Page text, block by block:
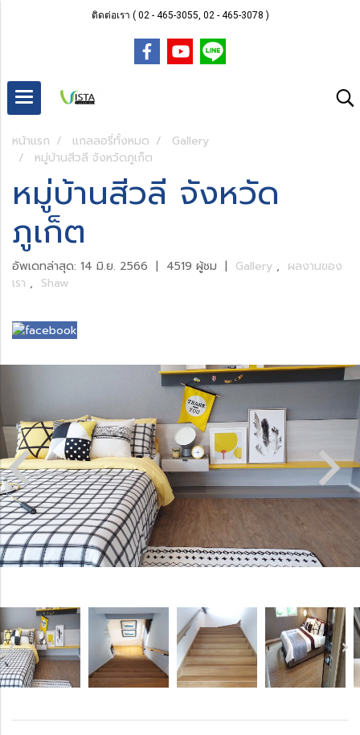
ติดต่อเรา ( 02 - 465-3055, 02 - 465-3078 )
หน้าแรก แกลลอรี่ทั้งหมด
Gallery
หมู่บ้านสีวลี จังหวัดภูเก็ต
หมู่บ้านสีวลี จังหวัด
ภูเก็ต
อัพเดทล่าสุด: 14 มิ.ย. 2566 | 4519 ผู้ชม | Gallery , ผลงานของ
เรา , Shaw